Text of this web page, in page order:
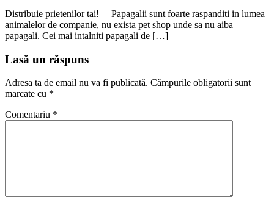
Distribuie prietenilor tai! Papagalii sunt foarte raspanditi in lumea
animalelor de companie, nu exista pet shop unde sa nu aiba
papagali. Cei mai intalniti papagali de […]
Lasă un răspuns
Adresa ta de email nu va fi publicată. Câmpurile obligatorii sunt
marcate cu *
Comentariu *